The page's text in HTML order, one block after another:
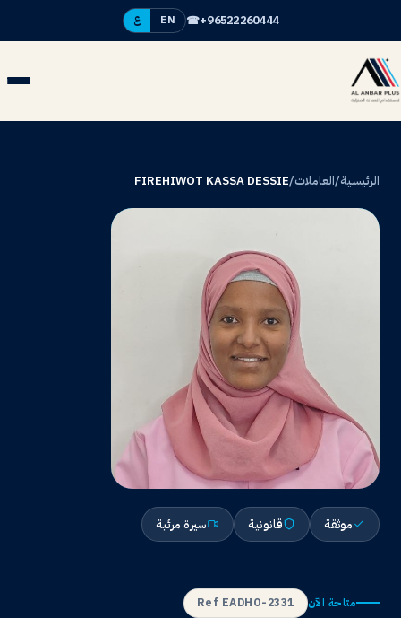
☎+96522260444
EN ع
الرئيسية/العاملات/
FIREHIWOT KASSA DESSIE
FK
موثقة قانونية سيرة مرئية
متاحة الآن Ref EADHO-2331